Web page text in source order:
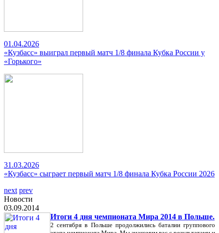
01.04.2026
«Кузбасс» выиграл первый матч 1/8 финала Кубка России у
«Горького»
31.03.2026
«Кузбасс» сыграет первый матч 1/8 финала Кубка России 2026
next prev
Новости
03.09.2014
Итоги 4 дня чемпионата Мира 2014 в Польше.
2 сентября в Польше продолжились баталии группового